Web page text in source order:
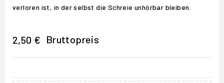
verloren ist, in der selbst die Schreie unhörbar bleiben.
2,50 € Bruttopreis